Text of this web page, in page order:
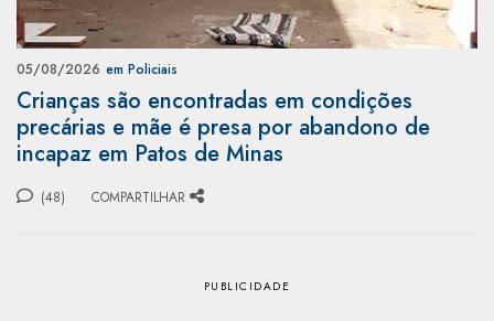
05/08/2026 em Policiais
Crianças são encontradas em condições
precárias e mãe é presa por abandono de
incapaz em Patos de Minas
(48) COMPARTILHAR